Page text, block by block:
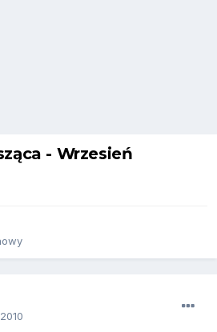
- Wrzesień